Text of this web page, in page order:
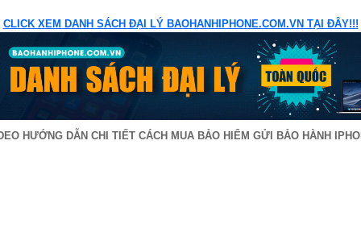
CLICK XEM DANH SÁCH ĐẠI LÝ BAOHANHIPHONE.COM.VN TẠI ĐÂY!!!
HƯỚNG DẪN CHI TIẾT CÁCH MUA BẢO HIỂM GỬI BẢO HÀNH